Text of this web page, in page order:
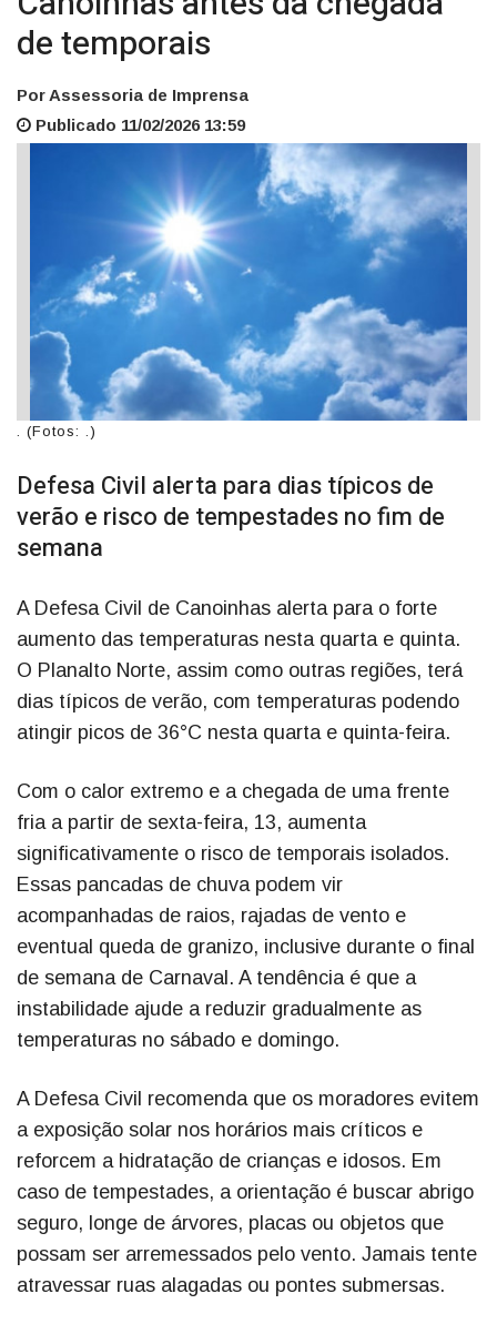
de temporais
Por Assessoria de Imprensa
Publicado 11/02/2026 13:59
. (Fotos: .)
Defesa Civil alerta para dias típicos de
verão e risco de tempestades no fim de
semana
A Defesa Civil de Canoinhas alerta para o forte
aumento das temperaturas nesta quarta e quinta.
O Planalto Norte, assim como outras regiões, terá
dias típicos de verão, com temperaturas podendo
atingir picos de 36°C nesta quarta e quinta-feira.
Com o calor extremo e a chegada de uma frente
fria a partir de sexta-feira, 13, aumenta
significativamente o risco de temporais isolados.
Essas pancadas de chuva podem vir
acompanhadas de raios, rajadas de vento e
eventual queda de granizo, inclusive durante o final
de semana de Carnaval. A tendência é que a
instabilidade ajude a reduzir gradualmente as
temperaturas no sábado e domingo.
A Defesa Civil recomenda que os moradores evitem
a exposição solar nos horários mais críticos e
reforcem a hidratação de crianças e idosos. Em
caso de tempestades, a orientação é buscar abrigo
seguro, longe de árvores, placas ou objetos que
possam ser arremessados pelo vento. Jamais tente
atravessar ruas alagadas ou pontes submersas.